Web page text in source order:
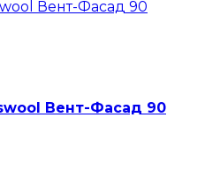
Вент-Фасад 90